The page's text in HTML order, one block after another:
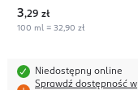
3,29 zł
100 ml = 32,90 zł
Niedostępny online
Sprawdź dostępność w